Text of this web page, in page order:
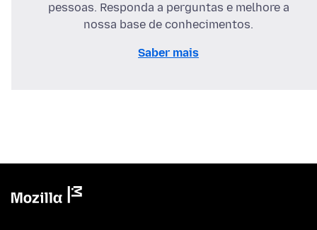
pessoas. Responda a perguntas e melhore a
nossa base de conhecimentos.
Saber mais